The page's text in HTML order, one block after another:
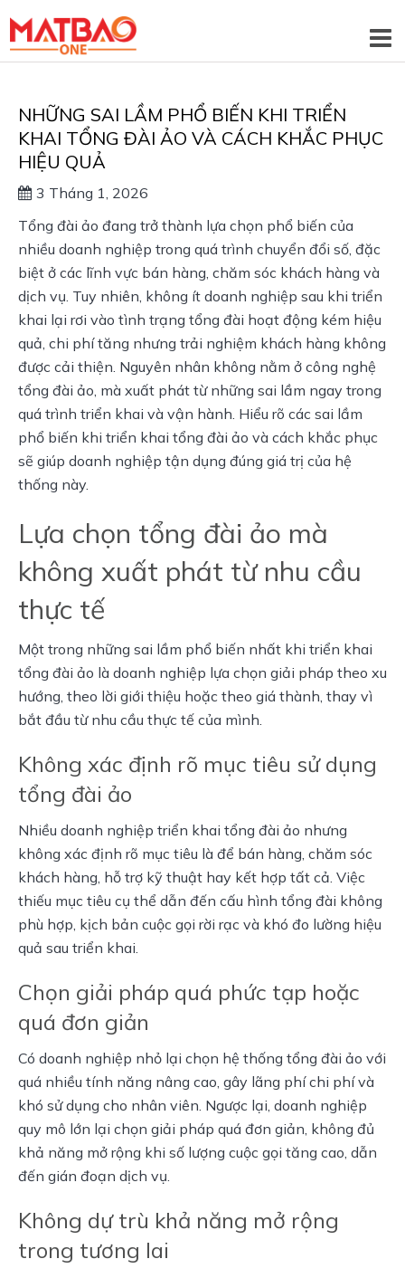
NHỮNG SAI LẦM PHỔ BIẾN KHI TRIỂN
KHAI TỔNG ĐÀI ẢO VÀ CÁCH KHẮC PHỤC
HIỆU QUẢ
3 Tháng 1, 2026
Tổng đài ảo đang trở thành lựa chọn phổ biến của
nhiều doanh nghiệp trong quá trình chuyển đổi số, đặc
biệt ở các lĩnh vực bán hàng, chăm sóc khách hàng và
dịch vụ. Tuy nhiên, không ít doanh nghiệp sau khi triển
khai lại rơi vào tình trạng tổng đài hoạt động kém hiệu
quả, chi phí tăng nhưng trải nghiệm khách hàng không
được cải thiện. Nguyên nhân không nằm ở công nghệ
tổng đài ảo, mà xuất phát từ những sai lầm ngay trong
quá trình triển khai và vận hành. Hiểu rõ các sai lầm
phổ biến khi triển khai tổng đài ảo và cách khắc phục
sẽ giúp doanh nghiệp tận dụng đúng giá trị của hệ
thống này.
Lựa chọn tổng đài ảo mà
không xuất phát từ nhu cầu
thực tế
Một trong những sai lầm phổ biến nhất khi triển khai
tổng đài ảo là doanh nghiệp lựa chọn giải pháp theo xu
hướng, theo lời giới thiệu hoặc theo giá thành, thay vì
bắt đầu từ nhu cầu thực tế của mình.
Không xác định rõ mục tiêu sử dụng
tổng đài ảo
Nhiều doanh nghiệp triển khai tổng đài ảo nhưng
không xác định rõ mục tiêu là để bán hàng, chăm sóc
khách hàng, hỗ trợ kỹ thuật hay kết hợp tất cả. Việc
thiếu mục tiêu cụ thể dẫn đến cấu hình tổng đài không
phù hợp, kịch bản cuộc gọi rời rạc và khó đo lường hiệu
quả sau triển khai.
Chọn giải pháp quá phức tạp hoặc
quá đơn giản
Có doanh nghiệp nhỏ lại chọn hệ thống tổng đài ảo với
quá nhiều tính năng nâng cao, gây lãng phí chi phí và
khó sử dụng cho nhân viên. Ngược lại, doanh nghiệp
quy mô lớn lại chọn giải pháp quá đơn giản, không đủ
khả năng mở rộng khi số lượng cuộc gọi tăng cao, dẫn
đến gián đoạn dịch vụ.
Không dự trù khả năng mở rộng
trong tương lai